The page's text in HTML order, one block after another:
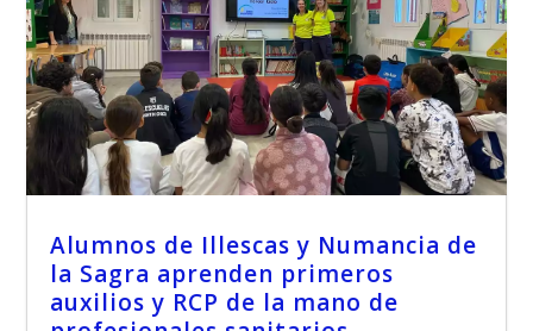
Alumnos de Illescas y Numancia de
la Sagra aprenden primeros
auxilios y RCP de la mano de